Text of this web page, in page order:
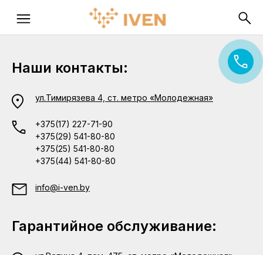
Наши контакты:
ул.Тимирязева 4, ст. метро «Молодежная»
+375(17) 227-71-90
+375(29) 541-80-80
+375(25) 541-80-80
+375(44) 541-80-80
info@i-ven.by
Гарантийное обслуживание: